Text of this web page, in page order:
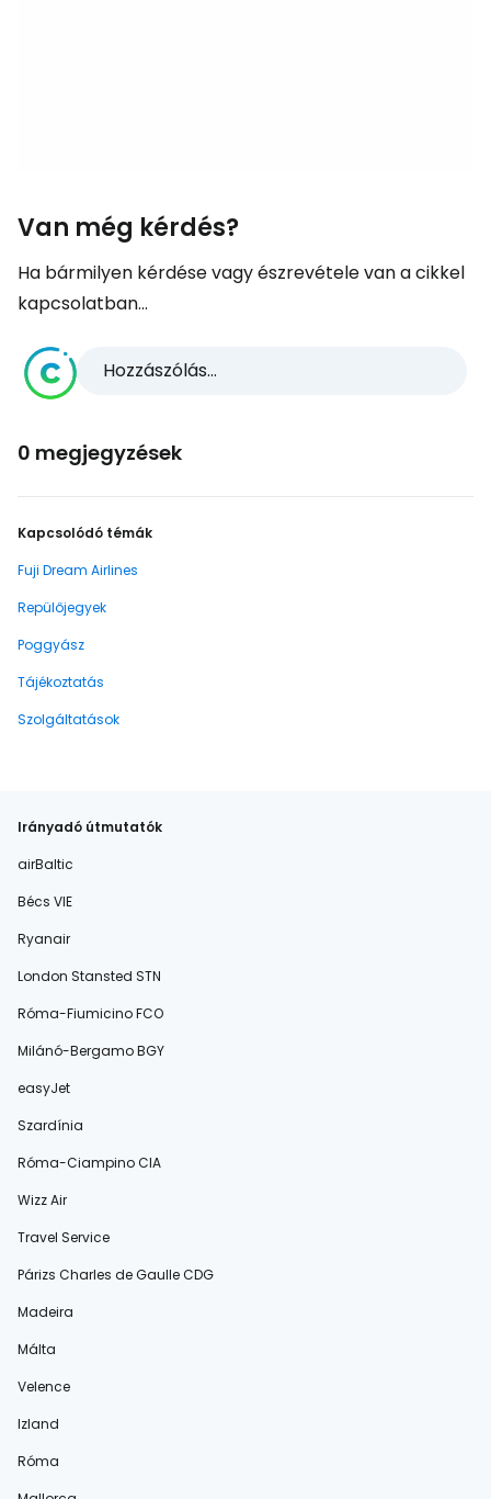
Van még kérdés?
Ha bármilyen kérdése vagy észrevétele van a cikkel
kapcsolatban...
Hozzászólás...
0 megjegyzések
Kapcsolódó témák
Fuji Dream Airlines
Repülőjegyek
Poggyász
Tájékoztatás
Szolgáltatások
Irányadó útmutatók
airBaltic
Bécs VIE
Ryanair
London Stansted STN
Róma-Fiumicino FCO
Milánó-Bergamo BGY
easyJet
Szardínia
Róma-Ciampino CIA
Wizz Air
Travel Service
Párizs Charles de Gaulle CDG
Madeira
Málta
Velence
Izland
Róma